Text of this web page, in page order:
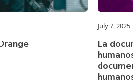
July 7, 2025
La